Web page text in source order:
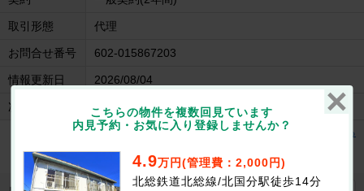
取引形態 代理
お問合せ番号 602-015867203
情報更新日 2026/08/04
次回更新日 2026/08/18
スカイハイツの建物情報を見る
こちらの物件を複数回見ています
内見予約・お気に入り登録しませんか？
4.9万円(管理費：2,000円)
北総鉄道北総線/北国分駅徒歩14分